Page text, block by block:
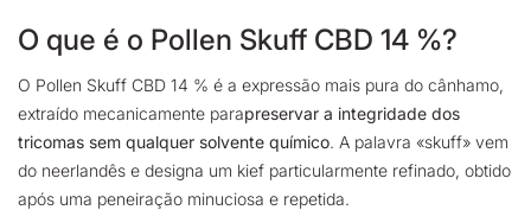
O que é o Pollen Skuff CBD 14 %?
O Pollen Skuff CBD 14 % é a expressão mais pura do cânhamo,
extraído mecanicamente parapreservar a integridade dos
tricomas sem qualquer solvente químico. A palavra «skuff» vem
do neerlandês e designa um kief particularmente refinado, obtido
após uma peneiração minuciosa e repetida.